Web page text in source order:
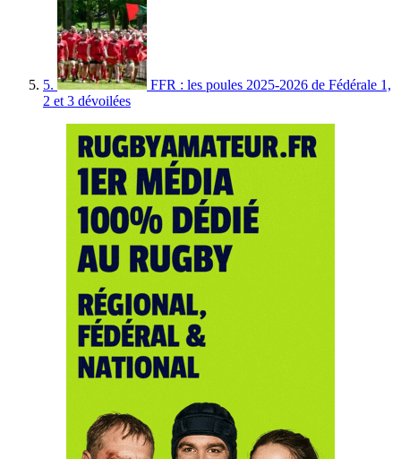
5.
FFR : les poules 2025-2026 de Fédérale 1,
2 et 3 dévoilées